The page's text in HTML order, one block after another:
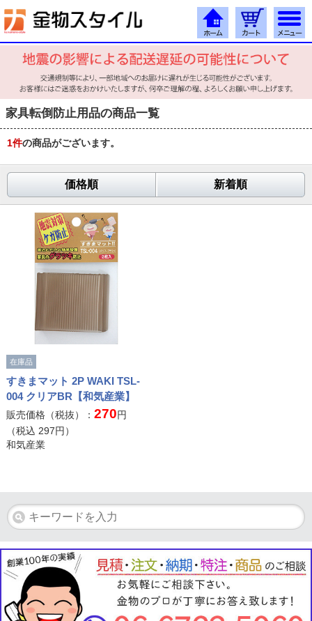
家具転倒防止用品の商品一覧
1件の商品がございます。
価格順 新着順
在庫品
すきまマット 2P WAKI TSL-
004 クリアBR【和気産業】
販売価格（税抜）： 270円
（税込 297円）
和気産業